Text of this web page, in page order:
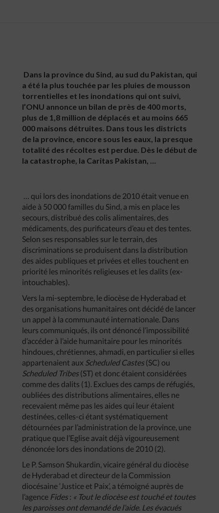
Dans la province du Sind, au sud du Pakistan, qui
a été la plus touchée par les pluies de mousson
torrentielles et les inondations qui ont suivi,
l’ONU annonce un bilan de près de 400 morts,
plus de 1,8 million de déplacés et au moins 665
000 maisons détruites. Dans tous les districts
de la province, encore sous les eaux, la presque
totalité des récoltes est perdue. Dès le début de
la catastrophe, la Caritas Pakistan, …
… qui lors des inondations de 2010 était venue en
aide à 50 000 familles du Sind, a mis en place les
secours, distribué des colis alimentaires, des
médicaments, des purificateurs d’eau et des tentes.
Selon ses responsables sur le terrain, des
discriminations se produisent dans la distribution
des aides publiques et privées et elles touchent en
priorité les minorités religieuses et les dalits (ex-
intouchables).
Vers la mi-septembre, le diocèse de Hyderabad et
des organisations humanitaires ont décidé de lancer
un appel à la communauté internationale. Dans
leurs communiqués, ils ont dénoncé l’impossibilité
d’accéder à l’aide humanitaire pour les minorités
hindoues, chrétiennes, ahmadi, en particulier si elles
appartenaient aux Scheduled Castes(SC) ou
Scheduled Tribes(ST) et donc étaient considérées
comme des dalits (1). Exclues des camps de réfugiés,
oubliées des distributions alimentaires, elles ne
recevaient même pas les aides qui leur étaient
destinées, celles-ci étant systématiquement
détournées par l’administration de la province, une
pratique que l’Eglise avait déjà vigoureusement
dénoncée lors des inondations de 2010 (2).
Le P. Samson Shukardin, vicaire général du diocèse
de Hyderabad et directeur de la Commission
diocésaine ‘Justice et Paix’, a témoigné auprès de
l’agence Fides: « Tout le diocèse est touché et toutes
les paroisses ont demandé de l’aide. Les évacués